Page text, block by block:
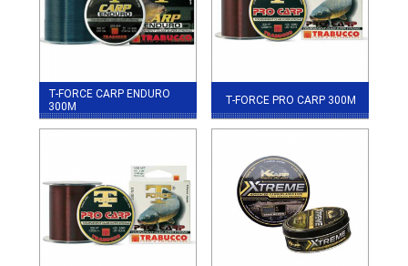
T-FORCE CARP ENDURO
300М
T-FORCE PRO CARP 300М